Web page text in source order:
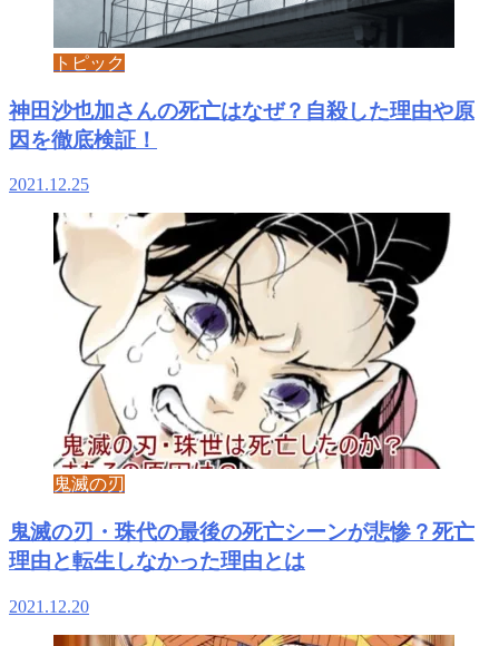
トピック
神田沙也加さんの死亡はなぜ？自殺した理由や原
因を徹底検証！
2021.12.25
鬼滅の刃
鬼滅の刃・珠代の最後の死亡シーンが悲惨？死亡
理由と転生しなかった理由とは
2021.12.20